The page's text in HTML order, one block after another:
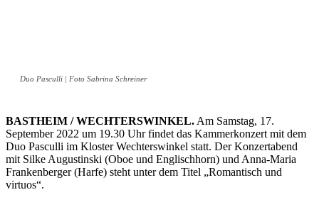
Duo Pasculli | Foto Sabrina Schreiner
BASTHEIM / WECHTERSWINKEL. Am Samstag, 17.
September 2022 um 19.30 Uhr findet das Kammerkonzert mit dem
Duo Pasculli im Kloster Wechterswinkel statt. Der Konzertabend
mit Silke Augustinski (Oboe und Englischhorn) und Anna-Maria
Frankenberger (Harfe) steht unter dem Titel „Romantisch und
virtuos“.